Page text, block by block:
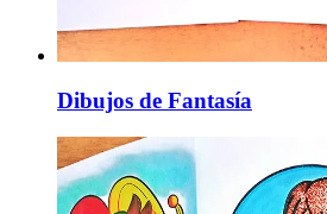
Dibujos de Fantasía